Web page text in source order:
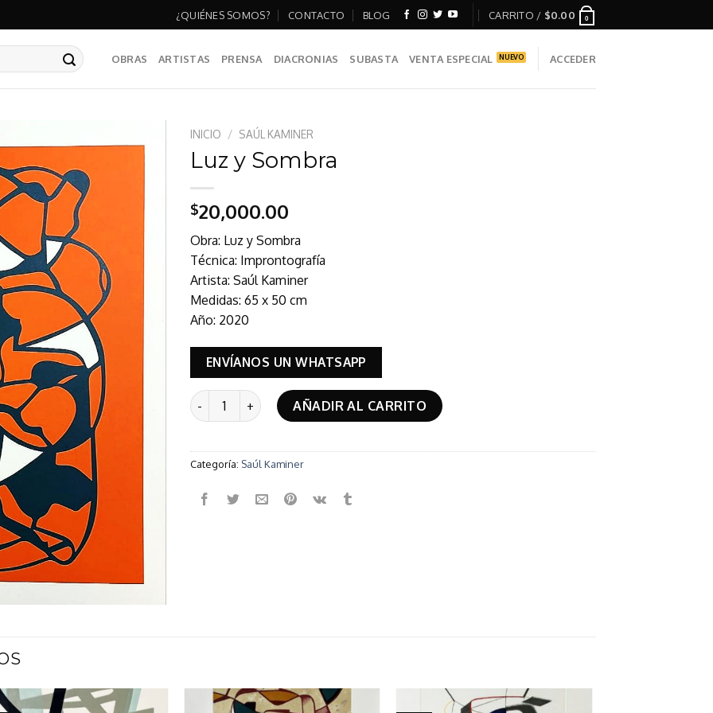
¿QUIÉNES SOMOS? CONTACTO BLOG CARRITO / $0.00 0
OBRAS ARTISTAS PRENSA DIACRONIAS SUBASTA VENTA ESPECIAL ACCEDER
INICIO / SAÚL KAMINER
Luz y Sombra
$20,000.00
Obra: Luz y Sombra
Técnica: Improntografía
Artista: Saúl Kaminer
Medidas: 65 x 50 cm
Año: 2020
ENVÍANOS UN WHATSAPP
Luz y Sombra cantidadAÑADIR AL CARRITO
Categoría: Saúl Kaminer